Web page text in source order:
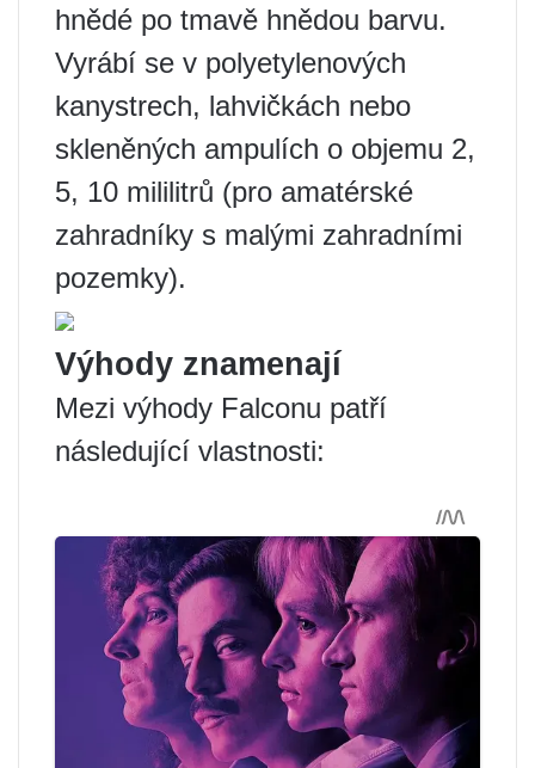
hnědé po tmavě hnědou barvu.
Vyrábí se v polyetylenových
kanystrech, lahvičkách nebo
skleněných ampulích o objemu 2,
5, 10 mililitrů (pro amatérské
zahradníky s malými zahradními
pozemky).
Výhody znamenají
Mezi výhody Falconu patří
následující vlastnosti: